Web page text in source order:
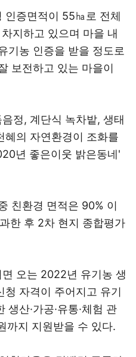
인증면적이 55㏊로 전체
지하고 있으며 마을 내
기농 인증을 받을 정도로
보전하고 있는 마을이
정, 계단식 녹차밭, 생태
혜의 자연환경이 조화를
년 좋은이웃 밝은동네'
친환경 면적은 90% 이
한 후 2차 현지 종합평가
오는 2022년 유기농 생
자격이 주어지고 유기
생산·가공·유통·체험 관
까지 지원받을 수 있다.